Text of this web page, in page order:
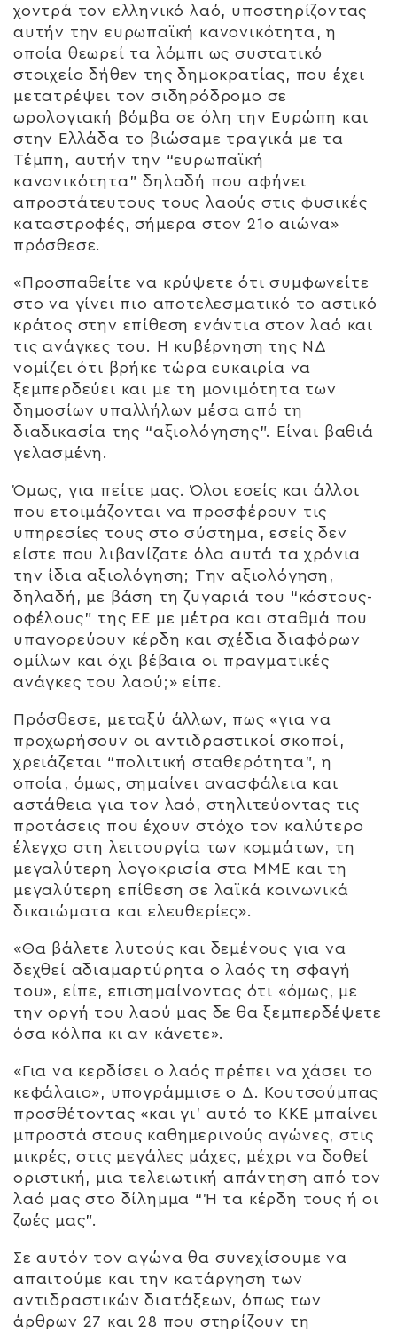
χοντρά τον ελληνικό λαό, υποστηρίζοντας
αυτήν την ευρωπαϊκή κανονικότητα, η
οποία θεωρεί τα λόμπι ως συστατικό
στοιχείο δήθεν της δημοκρατίας, που έχει
μετατρέψει τον σιδηρόδρομο σε
ωρολογιακή βόμβα σε όλη την Ευρώπη και
στην Ελλάδα το βιώσαμε τραγικά με τα
Τέμπη, αυτήν την “ευρωπαϊκή
κανονικότητα” δηλαδή που αφήνει
απροστάτευτους τους λαούς στις φυσικές
καταστροφές, σήμερα στον 21ο αιώνα»
πρόσθεσε.
«Προσπαθείτε να κρύψετε ότι συμφωνείτε
στο να γίνει πιο αποτελεσματικό το αστικό
κράτος στην επίθεση ενάντια στον λαό και
τις ανάγκες του. Η κυβέρνηση της ΝΔ
νομίζει ότι βρήκε τώρα ευκαιρία να
ξεμπερδεύει και με τη μονιμότητα των
δημοσίων υπαλλήλων μέσα από τη
διαδικασία της “αξιολόγησης”. Είναι βαθιά
γελασμένη.
Όμως, για πείτε μας. Όλοι εσείς και άλλοι
που ετοιμάζονται να προσφέρουν τις
υπηρεσίες τους στο σύστημα, εσείς δεν
είστε που λιβανίζατε όλα αυτά τα χρόνια
την ίδια αξιολόγηση; Την αξιολόγηση,
δηλαδή, με βάση τη ζυγαριά του “κόστους-
οφέλους” της ΕΕ με μέτρα και σταθμά που
υπαγορεύουν κέρδη και σχέδια διαφόρων
ομίλων και όχι βέβαια οι πραγματικές
ανάγκες του λαού;» είπε.
Πρόσθεσε, μεταξύ άλλων, πως «για να
προχωρήσουν οι αντιδραστικοί σκοποί,
χρειάζεται “πολιτική σταθερότητα”, η
οποία, όμως, σημαίνει ανασφάλεια και
αστάθεια για τον λαό, στηλιτεύοντας τις
προτάσεις που έχουν στόχο τον καλύτερο
έλεγχο στη λειτουργία των κομμάτων, τη
μεγαλύτερη λογοκρισία στα ΜΜΕ και τη
μεγαλύτερη επίθεση σε λαϊκά κοινωνικά
δικαιώματα και ελευθερίες».
«Θα βάλετε λυτούς και δεμένους για να
δεχθεί αδιαμαρτύρητα ο λαός τη σφαγή
του», είπε, επισημαίνοντας ότι «όμως, με
την οργή του λαού μας δε θα ξεμπερδέψετε
όσα κόλπα κι αν κάνετε».
«Για να κερδίσει ο λαός πρέπει να χάσει το
κεφάλαιο», υπογράμμισε ο Δ. Κουτσούμπας
προσθέτοντας «και γι’ αυτό το ΚΚΕ μπαίνει
μπροστά στους καθημερινούς αγώνες, στις
μικρές, στις μεγάλες μάχες, μέχρι να δοθεί
οριστική, μια τελειωτική απάντηση από τον
λαό μας στο δίλημμα “Ή τα κέρδη τους ή οι
ζωές μας”.
Σε αυτόν τον αγώνα θα συνεχίσουμε να
απαιτούμε και την κατάργηση των
αντιδραστικών διατάξεων, όπως των
άρθρων 27 και 28 που στηρίζουν τη